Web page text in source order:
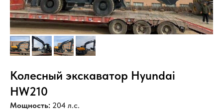
Колесный экскаватор Hyundai
HW210
Мощность: 204 л.с.